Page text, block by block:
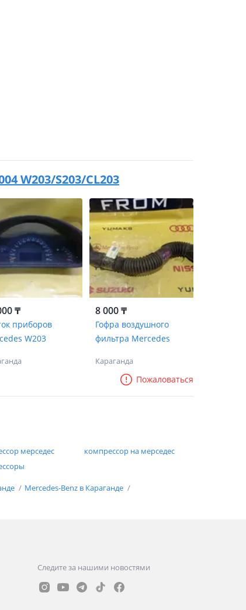
W203/S203/CL203
₸
приборов
W203
8 000 ₸
Гофра воздушного
фильтра Mercedes
Караганда
Пожаловаться
мерседес
компрессор на мерседес
Mercedes-Benz в Караганде
Следите за нашими новостями